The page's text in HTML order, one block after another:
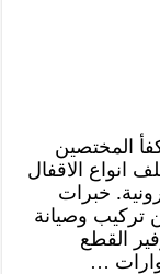
المختصين
انواع الاقفال
خبرات
تركيب وصيانة
القطع
…